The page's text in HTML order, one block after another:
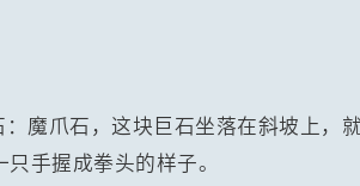
魔爪石，这块巨石坐落在斜坡上，
手握成拳头的样子。